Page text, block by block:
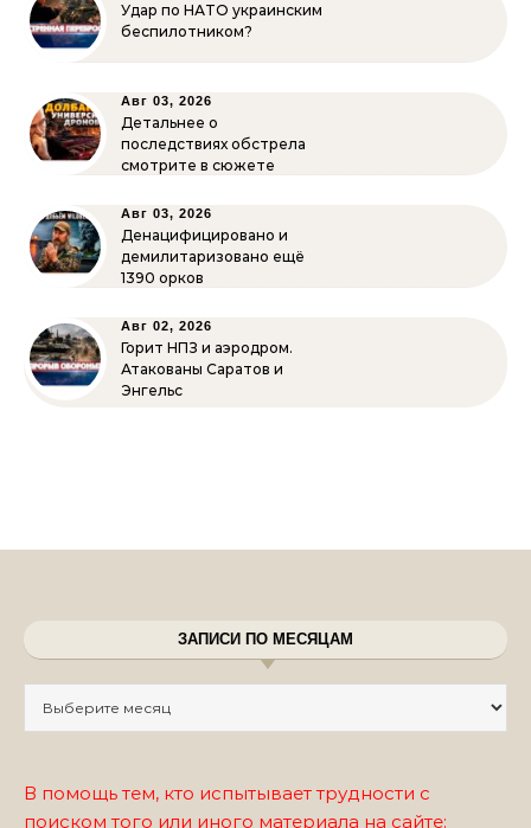
Удар по НАТО украинским
беспилотником?
Авг 03, 2026
Детальнее о
последствиях обстрела
смотрите в сюжете
Авг 03, 2026
Денацифицировано и
демилитаризовано ещё
1390 орков
Авг 02, 2026
Горит НПЗ и аэродром.
Атакованы Саратов и
Энгельс
ЗАПИСИ ПО МЕСЯЦАМ
В помощь тем, кто испытывает трудности с
поиском того или иного материала на сайте: